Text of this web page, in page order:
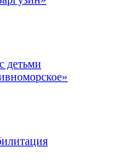
детьми